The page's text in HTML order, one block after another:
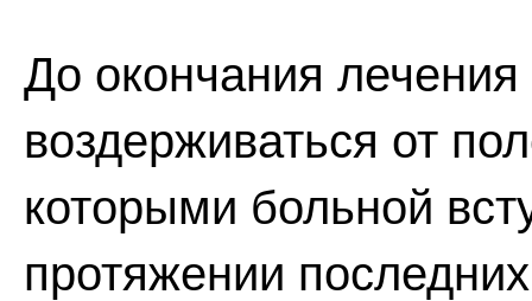
До окончания
воздерживаться от
которыми больной
протяжении